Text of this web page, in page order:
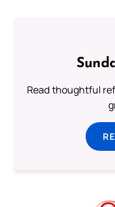
Read thoughtful